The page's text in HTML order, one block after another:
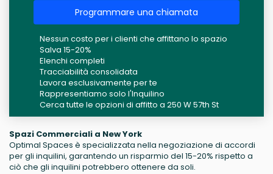
Programmare una chiamata
Nessun costo per i clienti che affittano lo spazio
Salva 15-20%
Elenchi completi
Tracciabilità consolidata
Lavora esclusivamente per te
Rappresentiamo solo l'Inquilino
Cerca tutte le opzioni di affitto a 250 W 57th St
Spazi Commerciali a New York
Optimal Spaces è specializzata nella negoziazione di accordi
per gli inquilini, garantendo un risparmio del 15-20% rispetto a
ciò che gli inquilini potrebbero ottenere da soli.